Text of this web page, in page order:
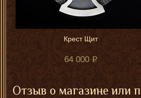
Крест Щит
64 000
Отзыв о магазине или